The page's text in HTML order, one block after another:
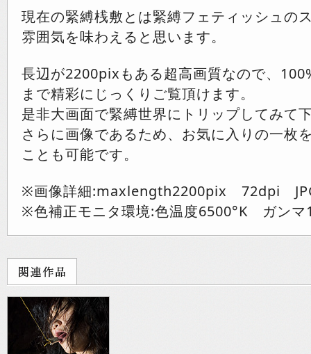
現在の緊縛桟敷とは緊縛フェティッシュの
雰囲気を味わえると思います。
長辺が2200pixもある超高画質なので、
まで精彩にじっくりご覧頂けます。
是非大画面で緊縛世界にトリップしてみて
さらに画像であるため、お気に入りの一枚
ことも可能です。
※画像詳細:maxlength2200pix 72dpi
※色補正モニタ環境:色温度6500°K ガンマ